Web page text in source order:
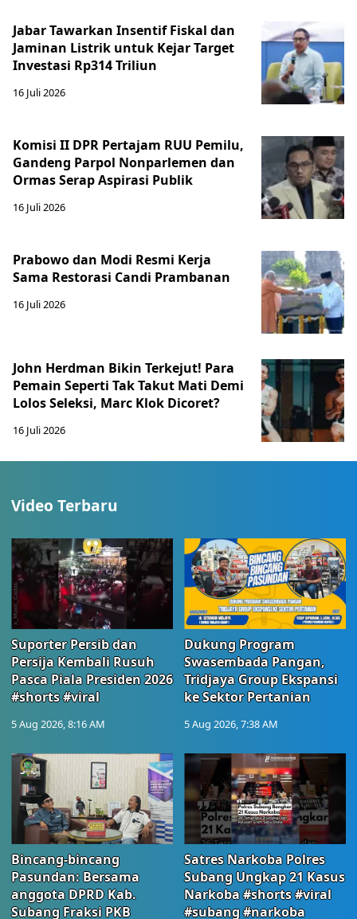
Jabar Tawarkan Insentif Fiskal dan
Jaminan Listrik untuk Kejar Target
Investasi Rp314 Triliun
16 Juli 2026
Komisi II DPR Pertajam RUU Pemilu,
Gandeng Parpol Nonparlemen dan
Ormas Serap Aspirasi Publik
16 Juli 2026
Prabowo dan Modi Resmi Kerja
Sama Restorasi Candi Prambanan
16 Juli 2026
John Herdman Bikin Terkejut! Para
Pemain Seperti Tak Takut Mati Demi
Lolos Seleksi, Marc Klok Dicoret?
16 Juli 2026
Video Terbaru
Suporter Persib dan
Persija Kembali Rusuh
Pasca Piala Presiden 2026
#shorts #viral
5 Aug 2026, 8:16 AM
Dukung Program
Swasembada Pangan,
Tridjaya Group Ekspansi
ke Sektor Pertanian
5 Aug 2026, 7:38 AM
Bincang-bincang
Pasundan: Bersama
anggota DPRD Kab.
Subang Fraksi PKB
Satres Narkoba Polres
Subang Ungkap 21 Kasus
Narkoba #shorts #viral
#subang #narkoba